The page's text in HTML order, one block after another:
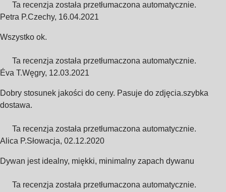
Ta recenzja została przetłumaczona automatycznie.
Petra P.Czechy, 16.04.2021
Wszystko ok.
Ta recenzja została przetłumaczona automatycznie.
Éva T.Węgry, 12.03.2021
Dobry stosunek jakości do ceny. Pasuje do zdjęcia.szybka
dostawa.
Ta recenzja została przetłumaczona automatycznie.
Alica P.Słowacja, 02.12.2020
Dywan jest idealny, miękki, minimalny zapach dywanu
Ta recenzja została przetłumaczona automatycznie.